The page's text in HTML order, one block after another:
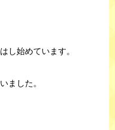
し始めています。
ました。